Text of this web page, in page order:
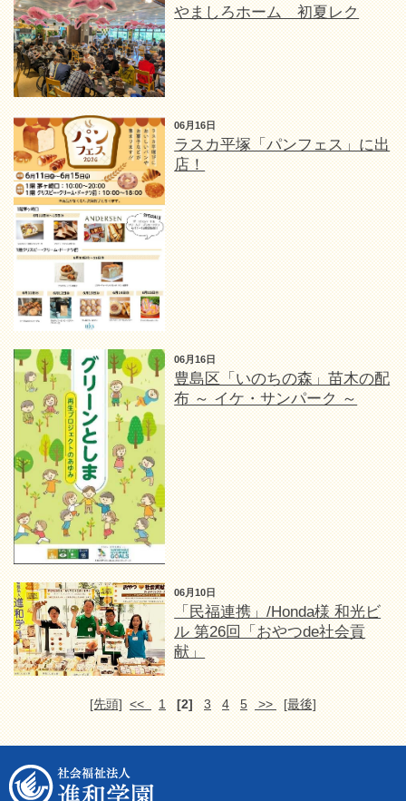
やましろホーム 初夏レク
06月16日
ラスカ平塚「パンフェス」に出
店！
06月16日
豊島区「いのちの森」苗木の配
布 ～ イケ・サンパーク ～
06月10日
「民福連携」/Honda様 和光ビ
ル 第26回「おやつde社会貢
献」
[先頭] << 1 [2] 3 4 5 >> [最後]